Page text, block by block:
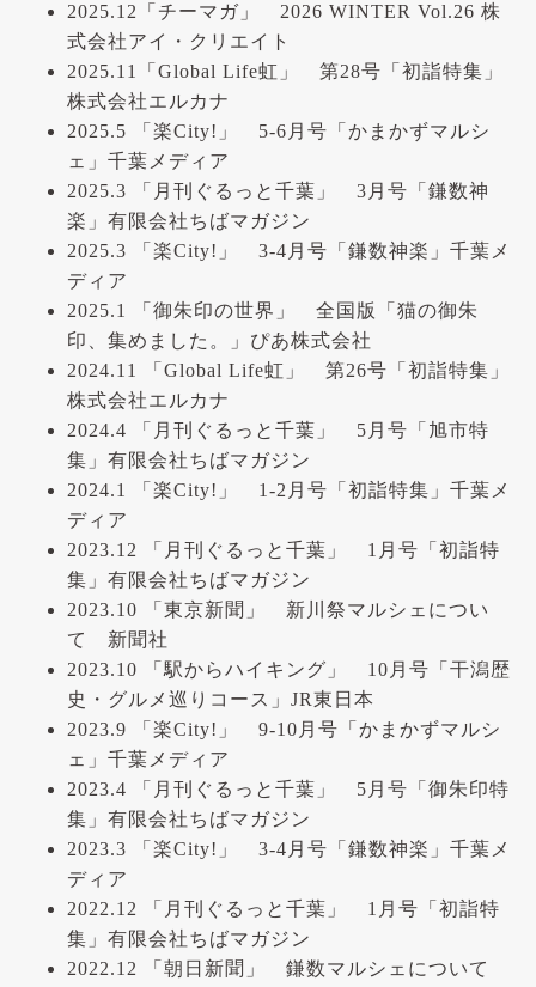
2025.12「チーマガ」 2026 WINTER Vol.26 株
式会社アイ・クリエイト
2025.11「Global Life虹」 第28号「初詣特集」
株式会社エルカナ
2025.5 「楽City!」 5-6月号「かまかずマルシ
ェ」千葉メディア
2025.3 「月刊ぐるっと千葉」 3月号「鎌数神
楽」有限会社ちばマガジン
2025.3 「楽City!」 3-4月号「鎌数神楽」千葉メ
ディア
2025.1 「御朱印の世界」 全国版「猫の御朱
印、集めました。」ぴあ株式会社
2024.11 「Global Life虹」 第26号「初詣特集」
株式会社エルカナ
2024.4 「月刊ぐるっと千葉」 5月号「旭市特
集」有限会社ちばマガジン
2024.1 「楽City!」 1-2月号「初詣特集」千葉メ
ディア
2023.12 「月刊ぐるっと千葉」 1月号「初詣特
集」有限会社ちばマガジン
2023.10 「東京新聞」 新川祭マルシェについ
て 新聞社
2023.10 「駅からハイキング」 10月号「干潟歴
史・グルメ巡りコース」JR東日本
2023.9 「楽City!」 9-10月号「かまかずマルシ
ェ」千葉メディア
2023.4 「月刊ぐるっと千葉」 5月号「御朱印特
集」有限会社ちばマガジン
2023.3 「楽City!」 3-4月号「鎌数神楽」千葉メ
ディア
2022.12 「月刊ぐるっと千葉」 1月号「初詣特
集」有限会社ちばマガジン
2022.12 「朝日新聞」 鎌数マルシェについて